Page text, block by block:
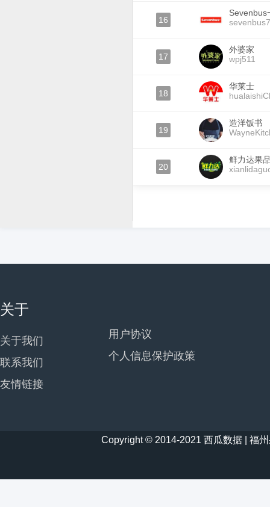
16
Sevenbus
17
外婆家
wpj511
18
华莱士
19
造洋饭书
20
鲜力达果
关于
关于我们
联系我们
友情链接
用户协议
个人信息保护政策
Copyright © 2014-2021 西瓜数据 | 福